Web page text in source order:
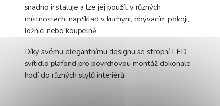
snadno instaluje a lze jej použít v různých
místnostech, například v kuchyni, obývacím pokoji,
ložnici nebo koupelně.
Díky svému elegantnímu designu se stropní LED
svítidlo plafond pro povrchovou montáž dokonale
hodí do různých stylů interiérů.